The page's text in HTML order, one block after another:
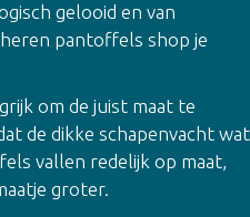
gelooid en van
pantoffels shop je
om de juist maat te
de dikke schapenvacht wat
vallen redelijk op maat,
groter.